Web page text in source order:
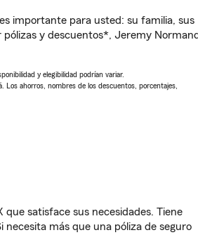
importante para usted: su familia, sus
y descuentos*, Jeremy Normand
y elegibilidad podrían variar.
Los ahorros, nombres de los descuentos, porcentajes,
que satisface sus necesidades. Tiene
necesita más que una póliza de seguro